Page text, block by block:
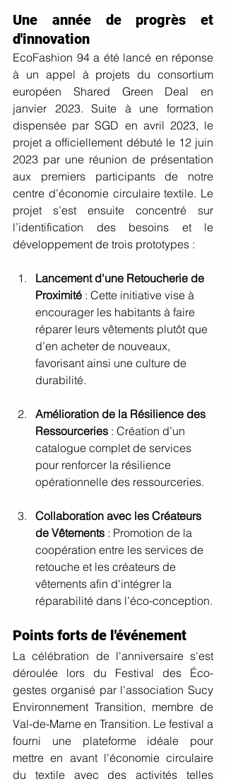
Une année de progrès et
d'innovation
EcoFashion 94 a été lancé en réponse
à un appel à projets du consortium
européen Shared Green Deal en
janvier 2023. Suite à une formation
dispensée par SGD en avril 2023, le
projet a officiellement débuté le 12 juin
2023 par une réunion de présentation
aux premiers participants de notre
centre d’économie circulaire textile. Le
projet s’est ensuite concentré sur
l’identification des besoins et le
développement de trois prototypes :
Lancement d'une Retoucherie de
Proximité : Cette initiative vise à
encourager les habitants à faire
réparer leurs vêtements plutôt que
d’en acheter de nouveaux,
favorisant ainsi une culture de
durabilité.
Amélioration de la Résilience des
Ressourceries : Création d’un
catalogue complet de services
pour renforcer la résilience
opérationnelle des ressourceries.
Collaboration avec les Créateurs
de Vêtements : Promotion de la
coopération entre les services de
retouche et les créateurs de
vêtements afin d'intégrer la
réparabilité dans l’éco-conception.
Points forts de l'événement
La célébration de l'anniversaire s'est
déroulée lors du Festival des Éco-
gestes organisé par l'association Sucy
Environnement Transition, membre de
Val-de-Marne en Transition. Le festival a
fourni une plateforme idéale pour
mettre en avant l'économie circulaire
du textile avec des activités telles